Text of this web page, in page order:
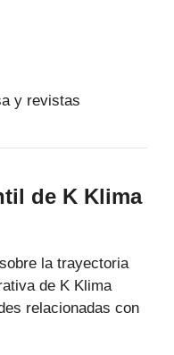
y revistas
de K Klima
la trayectoria
de K Klima
relacionadas con